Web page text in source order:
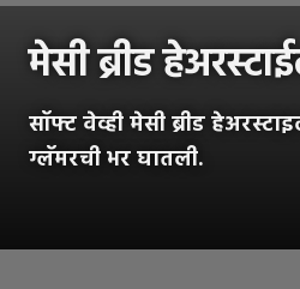
मेसी ब्रीड
सॉफ्ट वेव्ही मेसी ब्रीड
ग्लॅमरची भर घातली.